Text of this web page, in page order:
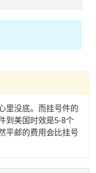
里没底。而挂号件的
到美国时效是5-8个
平邮的费用会比挂号